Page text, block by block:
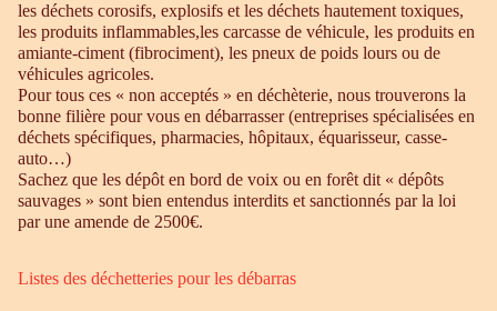
les déchets corosifs, explosifs et les déchets hautement toxiques,
les produits inflammables,les carcasse de véhicule, les produits en
amiante-ciment (fibrociment), les pneux de poids lours ou de
véhicules agricoles.
Pour tous ces « non acceptés » en déchèterie, nous trouverons la
bonne filière pour vous en débarrasser (entreprises spécialisées en
déchets spécifiques, pharmacies, hôpitaux, équarisseur, casse-
auto…)
Sachez que les dépôt en bord de voix ou en forêt dit « dépôts
sauvages » sont bien entendus interdits et sanctionnés par la loi
par une amende de 2500€.
Listes des déchetteries pour les débarras